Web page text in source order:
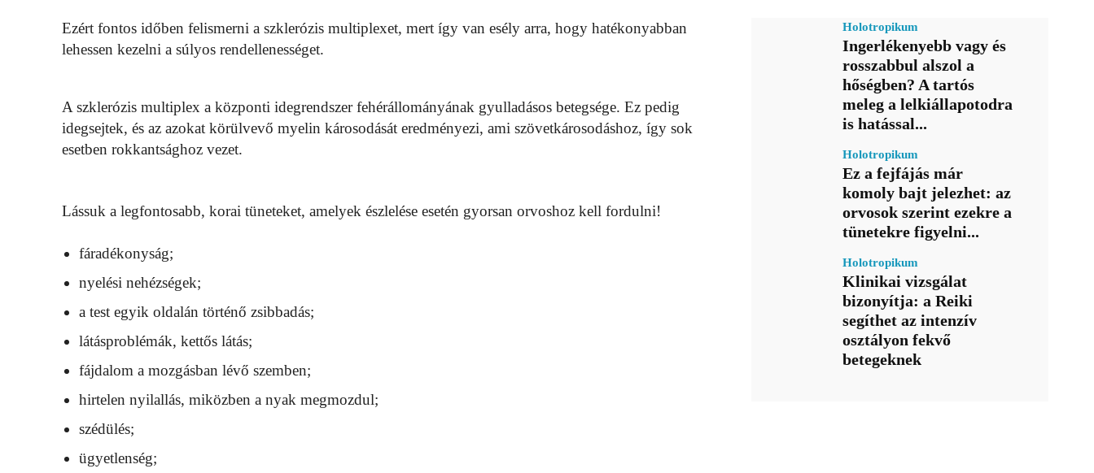
Ezért fontos időben felismerni a szklerózis multiplexet, mert így van esély arra, hogy hatékonyabban
lehessen kezelni a súlyos rendellenességet.
A szklerózis multiplex a központi idegrendszer fehérállományának gyulladásos betegsége. Ez pedig
idegsejtek, és az azokat körülvevő myelin károsodását eredményezi, ami szövetkárosodáshoz, így sok
esetben rokkantsághoz vezet.
Lássuk a legfontosabb, korai tüneteket, amelyek észlelése esetén gyorsan orvoshoz kell fordulni!
fáradékonyság;
nyelési nehézségek;
a test egyik oldalán történő zsibbadás;
látásproblémák, kettős látás;
fájdalom a mozgásban lévő szemben;
hirtelen nyilallás, miközben a nyak megmozdul;
szédülés;
ügyetlenség;
Holotropikum
Ingerlékenyebb vagy és
rosszabbul alszol a
hőségben? A tartós
meleg a lelkiállapotodra
is hatással...
Holotropikum
Ez a fejfájás már
komoly bajt jelezhet: az
orvosok szerint ezekre a
tünetekre figyelni...
Holotropikum
Klinikai vizsgálat
bizonyítja: a Reiki
segíthet az intenzív
osztályon fekvő
betegeknek